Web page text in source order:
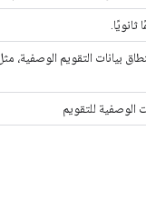
بيانات التقويم الوصفية،
الوصفية للتقويم